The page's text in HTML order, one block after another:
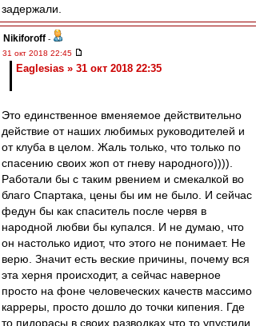
задержали.
Nikiforoff -
31 окт 2018 22:45
Eaglesias » 31 окт 2018 22:35
Это единственное вменяемое действительно
действие от наших любимых руководителей и
от клуба в целом. Жаль только, что только по
спасению своих жоп от гневу народного)))).
Работали бы с таким рвением и смекалкой во
благо Спартака, цены бы им не было. И сейчас
федун бы как спаситель после червя в
народной любви бы купался. И не думаю, что
он настолько идиот, что этого не понимает. Не
верю. Значит есть веские причины, почему вся
эта херня происходит, а сейчас наверное
просто на фоне человеческих качеств массимо
карреры, просто дошло до точки кипения. Где
то пидорасы в своих разводках что то упустили